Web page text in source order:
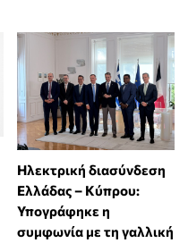
Ηλεκτρική διασύνδεση
Ελλάδας – Κύπρου:
Υπογράφηκε η
συμφωνία με τη γαλλική